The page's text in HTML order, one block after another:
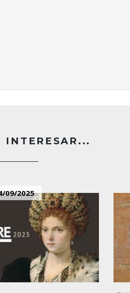
INTERESAR...
09/2025